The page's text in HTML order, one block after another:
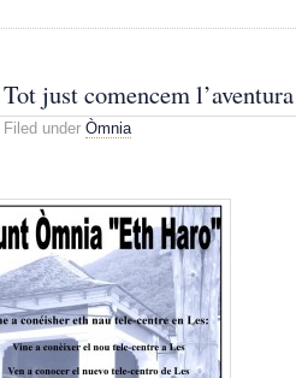
Tot just comencem
Filed under Òmnia